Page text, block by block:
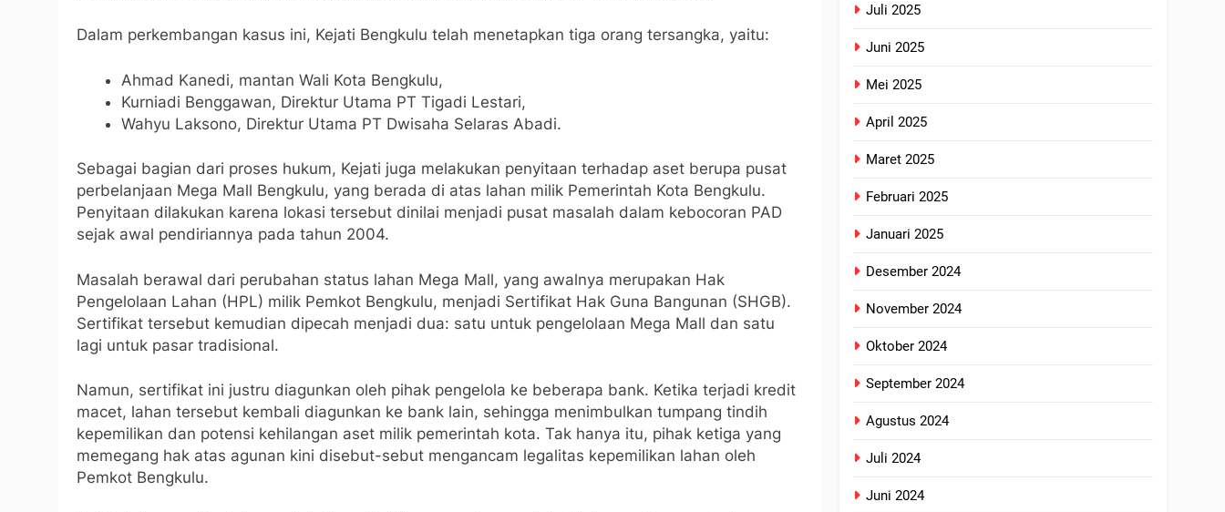
Dalam perkembangan kasus ini, Kejati Bengkulu telah menetapkan tiga orang tersangka, yaitu:
Ahmad Kanedi, mantan Wali Kota Bengkulu,
Kurniadi Benggawan, Direktur Utama PT Tigadi Lestari,
Wahyu Laksono, Direktur Utama PT Dwisaha Selaras Abadi.
Sebagai bagian dari proses hukum, Kejati juga melakukan penyitaan terhadap aset berupa pusat
perbelanjaan Mega Mall Bengkulu, yang berada di atas lahan milik Pemerintah Kota Bengkulu.
Penyitaan dilakukan karena lokasi tersebut dinilai menjadi pusat masalah dalam kebocoran PAD
sejak awal pendiriannya pada tahun 2004.
Masalah berawal dari perubahan status lahan Mega Mall, yang awalnya merupakan Hak
Pengelolaan Lahan (HPL) milik Pemkot Bengkulu, menjadi Sertifikat Hak Guna Bangunan (SHGB).
Sertifikat tersebut kemudian dipecah menjadi dua: satu untuk pengelolaan Mega Mall dan satu
lagi untuk pasar tradisional.
Namun, sertifikat ini justru diagunkan oleh pihak pengelola ke beberapa bank. Ketika terjadi kredit
macet, lahan tersebut kembali diagunkan ke bank lain, sehingga menimbulkan tumpang tindih
kepemilikan dan potensi kehilangan aset milik pemerintah kota. Tak hanya itu, pihak ketiga yang
memegang hak atas agunan kini disebut-sebut mengancam legalitas kepemilikan lahan oleh
Pemkot Bengkulu.
Juli 2025
Juni 2025
Mei 2025
April 2025
Maret 2025
Februari 2025
Januari 2025
Desember 2024
November 2024
Oktober 2024
September 2024
Agustus 2024
Juli 2024
Juni 2024